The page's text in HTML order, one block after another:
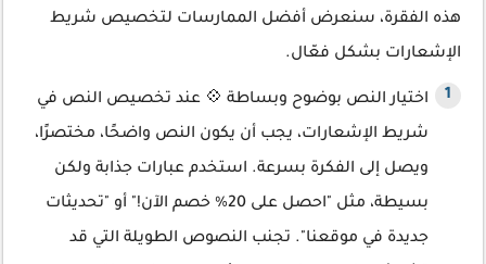
هذه الفقرة، سنعرض أفضل الممارسات لتخصيص شريط
الإشعارات بشكل فعّال.
اختيار النص بوضوح وبساطة 💠 عند تخصيص النص في
شريط الإشعارات، يجب أن يكون النص واضحًا، مختصرًا،
ويصل إلى الفكرة بسرعة. استخدم عبارات جذابة ولكن
بسيطة، مثل "احصل على 20% خصم الآن!" أو "تحديثات
جديدة في موقعنا". تجنب النصوص الطويلة التي قد